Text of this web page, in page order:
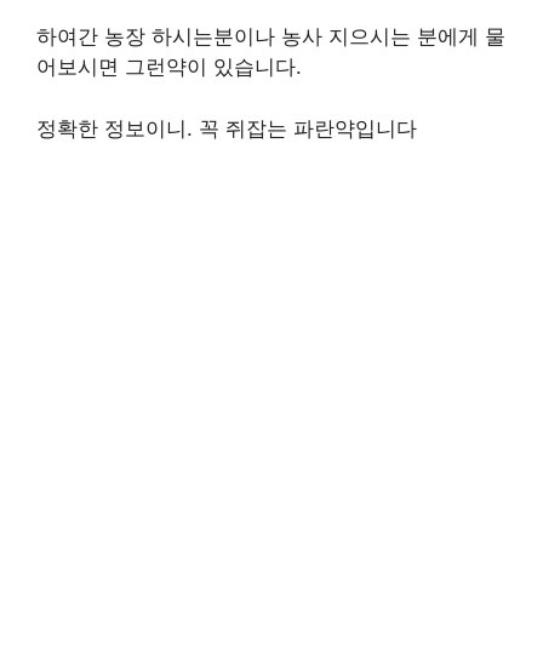
하여간 농장 하시는분이나 농사 지으시는 분에게 물
어보시면 그런약이 있습니다.
정확한 정보이니. 꼭 쥐잡는 파란약입니다